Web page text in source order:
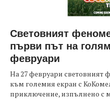
Световният
първи път на
февруари
На 27 февруари световният
към големия екран с
приключение, изпълнено с